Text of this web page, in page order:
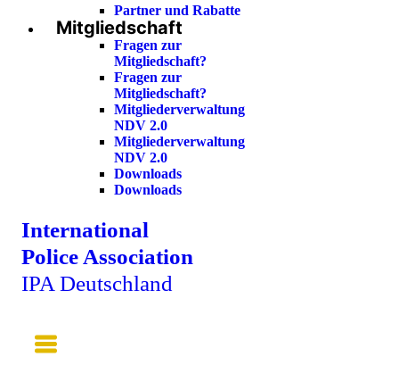
Partner und Rabatte
Mitgliedschaft
Fragen zur
Mitgliedschaft?
Fragen zur
Mitgliedschaft?
Mitgliederverwaltung
NDV 2.0
Mitgliederverwaltung
NDV 2.0
Downloads
Downloads
International
Police Association
IPA Deutschland
Main
Menu